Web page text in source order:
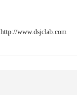
http://www.dsjclab.com